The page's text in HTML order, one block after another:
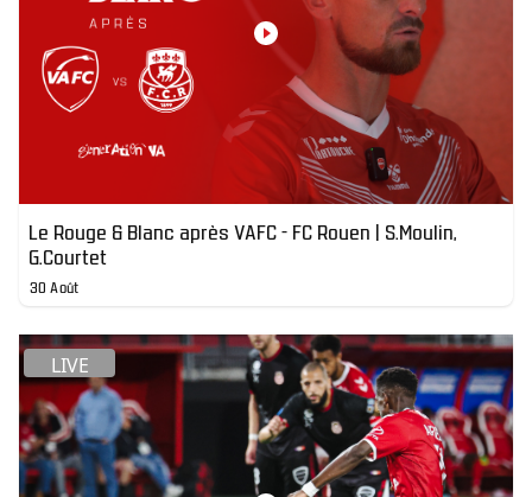
Le Rouge & Blanc après VAFC - FC Rouen | S.Moulin,
G.Courtet
30 Août
LIVE